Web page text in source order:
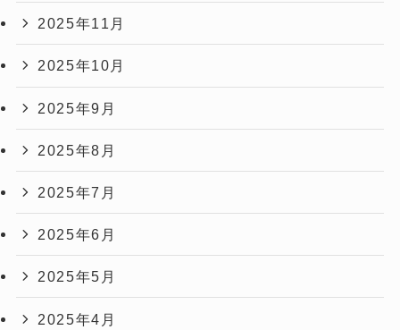
2025年11月
2025年10月
2025年9月
2025年8月
2025年7月
2025年6月
2025年5月
2025年4月